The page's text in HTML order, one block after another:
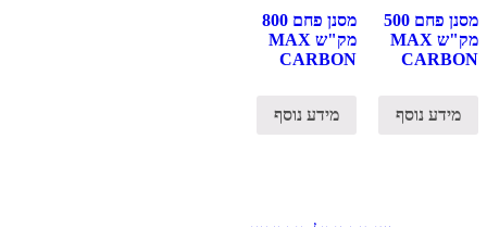
מסנן פחם 500
מק"ש MAX
CARBON
מידע נוסף
מסנן פחם 800
מק"ש MAX
CARBON
מידע נוסף